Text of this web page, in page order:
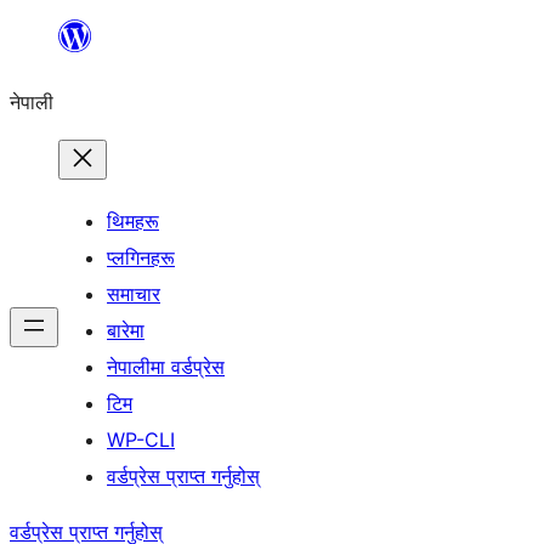
सामग्रीमा
नेपाली
थिमहरू
प्लगिनहरू
समाचार
बारेमा
नेपालीमा वर्डप्रेस
टिम
WP-CLI
वर्डप्रेस प्राप्त गर्नुहोस्
वर्डप्रेस प्राप्त गर्नुहोस्